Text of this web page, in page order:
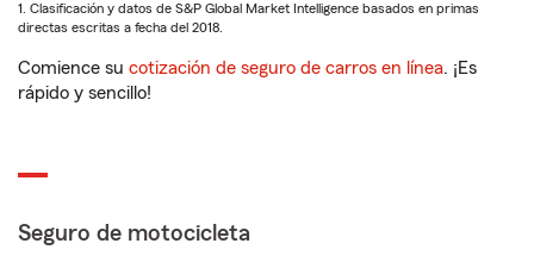
1. Clasificación y datos de S&P Global Market Intelligence basados en primas
directas escritas a fecha del 2018.
Comience su cotización de seguro de carros en línea. ¡Es
rápido y sencillo!
Seguro de motocicleta